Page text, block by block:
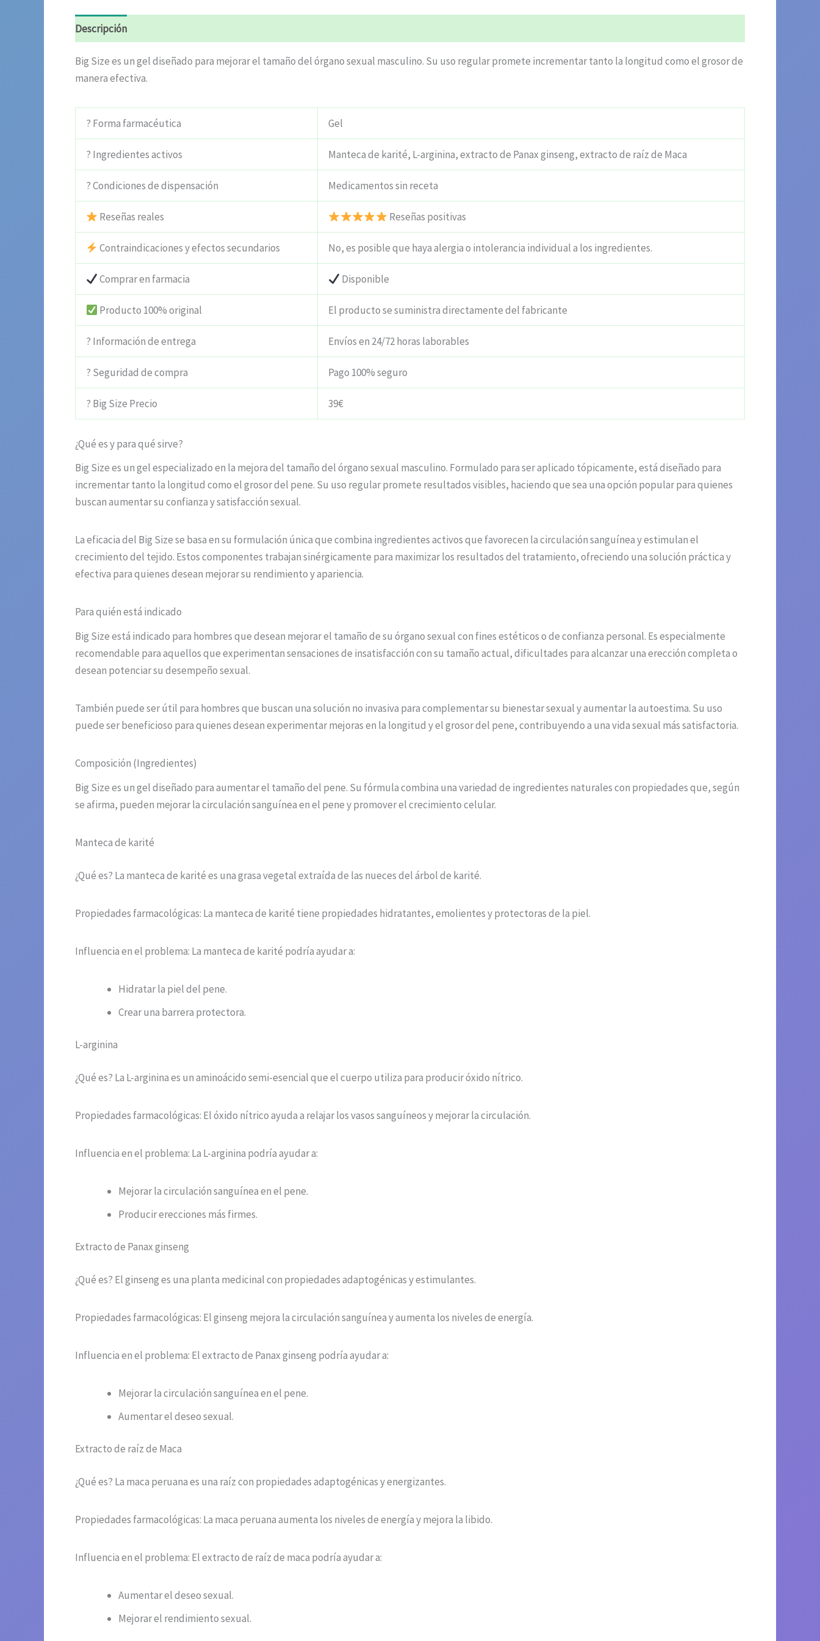
Descripción
Big Size es un gel diseñado para mejorar el tamaño del órgano sexual masculino. Su uso regular promete incrementar tanto la longitud como el grosor de
manera efectiva.
? Forma farmacéutica Gel
? Ingredientes activos Manteca de karité, L-arginina, extracto de Panax ginseng, extracto de raíz de Maca
? Condiciones de dispensación Medicamentos sin receta
Reseñas reales Reseñas positivas
Contraindicaciones y efectos secundarios No, es posible que haya alergia o intolerancia individual a los ingredientes.
Comprar en farmacia Disponible
Producto 100% original El producto se suministra directamente del fabricante
? Información de entrega Envíos en 24/72 horas laborables
? Seguridad de compra Pago 100% seguro
? Big Size Precio 39€
¿Qué es y para qué sirve?
Big Size es un gel especializado en la mejora del tamaño del órgano sexual masculino. Formulado para ser aplicado tópicamente, está diseñado para
incrementar tanto la longitud como el grosor del pene. Su uso regular promete resultados visibles, haciendo que sea una opción popular para quienes
buscan aumentar su confianza y satisfacción sexual.
La eficacia del Big Size se basa en su formulación única que combina ingredientes activos que favorecen la circulación sanguínea y estimulan el
crecimiento del tejido. Estos componentes trabajan sinérgicamente para maximizar los resultados del tratamiento, ofreciendo una solución práctica y
efectiva para quienes desean mejorar su rendimiento y apariencia.
Para quién está indicado
Big Size está indicado para hombres que desean mejorar el tamaño de su órgano sexual con fines estéticos o de confianza personal. Es especialmente
recomendable para aquellos que experimentan sensaciones de insatisfacción con su tamaño actual, dificultades para alcanzar una erección completa o
desean potenciar su desempeño sexual.
También puede ser útil para hombres que buscan una solución no invasiva para complementar su bienestar sexual y aumentar la autoestima. Su uso
puede ser beneficioso para quienes desean experimentar mejoras en la longitud y el grosor del pene, contribuyendo a una vida sexual más satisfactoria.
Composición (Ingredientes)
Big Size es un gel diseñado para aumentar el tamaño del pene. Su fórmula combina una variedad de ingredientes naturales con propiedades que, según
se afirma, pueden mejorar la circulación sanguínea en el pene y promover el crecimiento celular.
Manteca de karité
¿Qué es? La manteca de karité es una grasa vegetal extraída de las nueces del árbol de karité.
Propiedades farmacológicas: La manteca de karité tiene propiedades hidratantes, emolientes y protectoras de la piel.
Influencia en el problema: La manteca de karité podría ayudar a:
Hidratar la piel del pene.
Crear una barrera protectora.
L-arginina
¿Qué es? La L-arginina es un aminoácido semi-esencial que el cuerpo utiliza para producir óxido nítrico.
Propiedades farmacológicas: El óxido nítrico ayuda a relajar los vasos sanguíneos y mejorar la circulación.
Influencia en el problema: La L-arginina podría ayudar a:
Mejorar la circulación sanguínea en el pene.
Producir erecciones más firmes.
Extracto de Panax ginseng
¿Qué es? El ginseng es una planta medicinal con propiedades adaptogénicas y estimulantes.
Propiedades farmacológicas: El ginseng mejora la circulación sanguínea y aumenta los niveles de energía.
Influencia en el problema: El extracto de Panax ginseng podría ayudar a:
Mejorar la circulación sanguínea en el pene.
Aumentar el deseo sexual.
Extracto de raíz de Maca
¿Qué es? La maca peruana es una raíz con propiedades adaptogénicas y energizantes.
Propiedades farmacológicas: La maca peruana aumenta los niveles de energía y mejora la libido.
Influencia en el problema: El extracto de raíz de maca podría ayudar a:
Aumentar el deseo sexual.
Mejorar el rendimiento sexual.